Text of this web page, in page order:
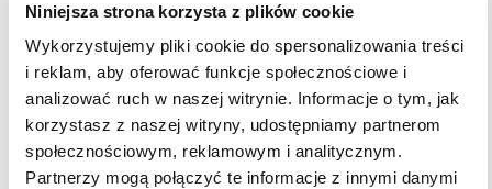
Niniejsza strona korzysta z plików cookie
Wykorzystujemy pliki cookie do spersonalizowania treści
i reklam, aby oferować funkcje społecznościowe i
analizować ruch w naszej witrynie. Informacje o tym, jak
korzystasz z naszej witryny, udostępniamy partnerom
społecznościowym, reklamowym i analitycznym.
Partnerzy mogą połączyć te informacje z innymi danymi
Filtruj
Darmowa dostawa
od 200zł